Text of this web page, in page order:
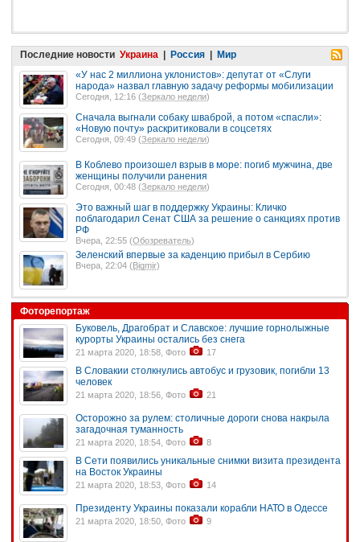
Последние новости Украина | Россия | Мир
«У нас 2 миллиона уклонистов»: депутат от «Слуги
народа» назвал главную задачу реформы мобилизации
Сегодня, 12:16 (Зеркало недели)
Сначала выгнали собаку шваброй, а потом «спасли»:
«Новую почту» раскритиковали в соцсетях
Сегодня, 09:49 (Зеркало недели)
В Коблево произошел взрыв в море: погиб мужчина, две
женщины получили ранения
Сегодня, 00:48 (Зеркало недели)
Это важный шаг в поддержку Украины: Кличко
поблагодарил Сенат США за решение о санкциях против
РФ
Вчера, 22:55 (Обозреватель)
Зеленский впервые за каденцию прибыл в Сербию
Вчера, 22:04 ( Bigmir)
Фоторепортаж
Буковель, Драгобрат и Славское: лучшие горнолыжные
курорты Украины остались без снега
21 марта 2020, 18:58, Фото 17
В Словакии столкнулись автобус и грузовик, погибли 13
человек
21 марта 2020, 18:56, Фото 21
Осторожно за рулем: столичные дороги снова накрыла
загадочная туманность
21 марта 2020, 18:54, Фото 8
В Сети появились уникальные снимки визита президента
на Восток Украины
21 марта 2020, 18:53, Фото 14
Президенту Украины показали корабли НАТО в Одессе
21 марта 2020, 18:50, Фото 9